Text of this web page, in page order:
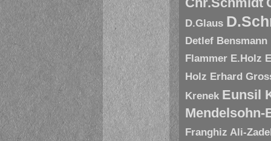
D.Glaus
Detlef Bensmann
Flammer E.Holz
Holz Erhard
Krenek Eunsil
Mendelsohn-
Franghiz Ali-